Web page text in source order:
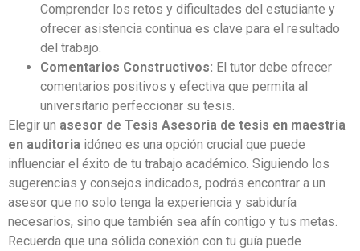
Comprender los retos y dificultades del estudiante y
ofrecer asistencia continua es clave para el resultado
del trabajo.
Comentarios Constructivos: El tutor debe ofrecer
comentarios positivos y efectiva que permita al
universitario perfeccionar su tesis.
Elegir un asesor de Tesis Asesoria de tesis en maestria
en auditoria idóneo es una opción crucial que puede
influenciar el éxito de tu trabajo académico. Siguiendo los
sugerencias y consejos indicados, podrás encontrar a un
asesor que no solo tenga la experiencia y sabiduría
necesarios, sino que también sea afín contigo y tus metas.
Recuerda que una sólida conexión con tu guía puede